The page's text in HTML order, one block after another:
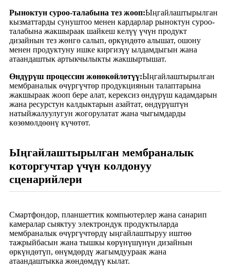
Рыноктун суроо-талабына тез жооп:Ыңгайлаштырылган
кызматтарды сунуштоо менен кардарлар рыноктун суроо-
талабына жакшыраак шайкеш келүү үчүн продукт
дизайнын тез жөнгө салып, өркүндөтө алышат, ошону
менен продуктуну ишке киргизүү ылдамдыгын жана
атаандаштык артыкчылыкты жакшыртышат.
Өндүрүш процессин жөнөкөйлөтүү:Ыңгайлаштырылган
мембраналык өчүргүчтөр продукциянын талаптарына
жакшыраак жооп бере алат, керексиз өндүрүш кадамдарын
жана ресурстун калдыктарын азайтат, өндүрүштүн
натыйжалуулугун жогорулатат жана чыгымдарды
көзөмөлдөөнү күчөтөт.
Ыңгайлаштырылган мембраналык
которгучтар үчүн колдонуу
сценарийлери
Смартфондор, планшеттик компьютерлер жана санарип
камералар сыяктуу электрондук продуктыларда
мембраналык өчүргүчтөрдү ыңгайлаштыруу иштөө
тажрыйбасын жана тышкы көрүнүшүнүн дизайнын
өркүндөтүп, өнүмдөрдү жагымдуураак жана
атаандаштыкка жөндөмдүү кылат.